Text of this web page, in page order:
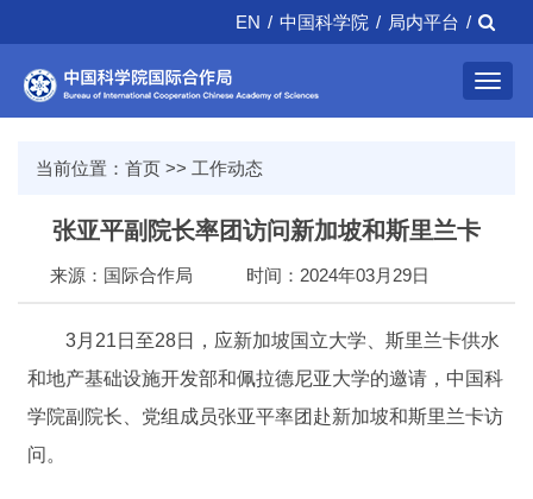
EN / 中国科学院 / 局内平台 /
当前位置： 首页 >> 工作动态
张亚平副院长率团访问新加坡和斯里兰卡
来源：国际合作局 时间：2024年03月29日
3月21日至28日，应新加坡国立大学、斯里兰卡供水
和地产基础设施开发部和佩拉德尼亚大学的邀请，中国科
学院副院长、党组成员张亚平率团赴新加坡和斯里兰卡访
问。